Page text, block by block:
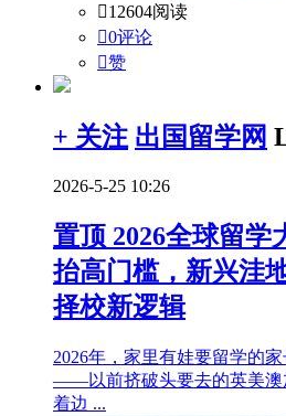
12604阅读
0评论
赞
+ 关注 出国留学网
2026-5-25 10:26
置顶 2026全球留学
抬高门槛，新兴洼
择校新逻辑
2026年，家里有娃要留学的
——以前挤破头要去的英美澳
着边 ...